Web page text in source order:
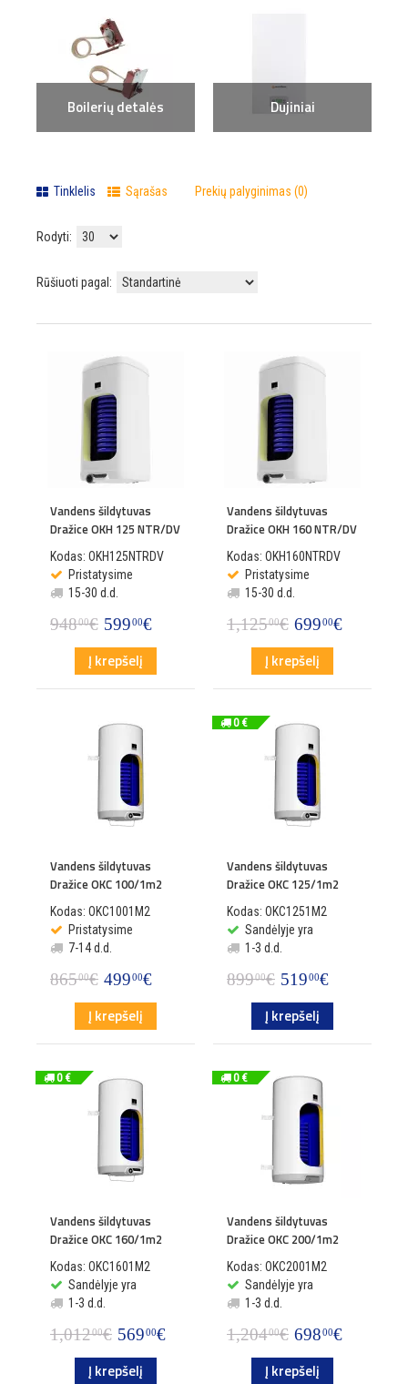
Boilerių detalės Dujiniai
Tinklelis Sąrašas Prekių palyginimas (0)
Rodyti:
Rūšiuoti pagal:
Vandens šildytuvas
Dražice OKH 125 NTR/DV
Kodas: OKH125NTRDV
Pristatysime
15-30 d.d.
94800€ 59900€
Į krepšelį
Vandens šildytuvas
Dražice OKH 160 NTR/DV
Kodas: OKH160NTRDV
Pristatysime
15-30 d.d.
1,12500€ 69900€
Į krepšelį
Vandens šildytuvas
Dražice OKC 100/1m2
Kodas: OKC1001M2
Pristatysime
7-14 d.d.
86500€ 49900€
Į krepšelį
0 €
Vandens šildytuvas
Dražice OKC 125/1m2
Kodas: OKC1251M2
Sandėlyje yra
1-3 d.d.
89900€ 51900€
Į krepšelį
0 €
Vandens šildytuvas
Dražice OKC 160/1m2
Kodas: OKC1601M2
Sandėlyje yra
1-3 d.d.
1,01200€ 56900€
Į krepšelį
0 €
Vandens šildytuvas
Dražice OKC 200/1m2
Kodas: OKC2001M2
Sandėlyje yra
1-3 d.d.
1,20400€ 69800€
Į krepšelį